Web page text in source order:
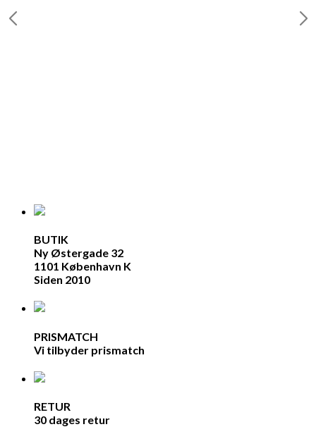
BUTIK
Ny Østergade 32
1101 København K
Siden 2010
PRISMATCH
Vi tilbyder prismatch
RETUR
30 dages retur